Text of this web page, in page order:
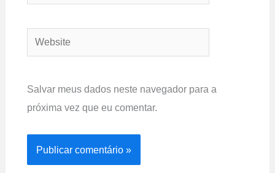
Website
Salvar meus dados neste navegador para a
próxima vez que eu comentar.